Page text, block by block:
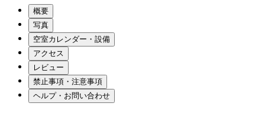
概要
写真
空室カレンダー・設備
アクセス
レビュー
禁止事項・注意事項
ヘルプ・お問い合わせ